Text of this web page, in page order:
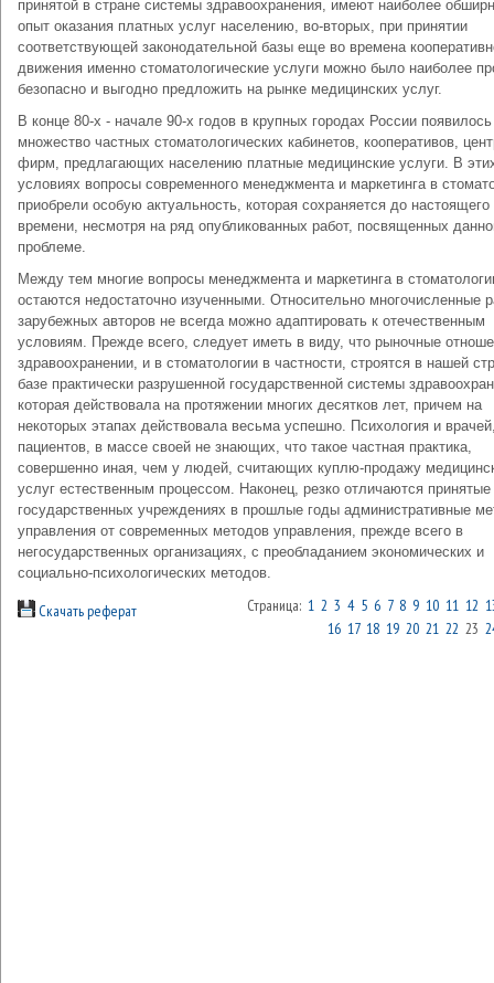
принятой в стране системы здравоохранения, имеют наиболее
опыт оказания платных услуг населению, во-вторых, при принятии
соответствующей законодательной базы еще во времена
движения именно стоматологические услуги можно было наиболее
безопасно и выгодно предложить на рынке медицинских услуг.
В конце 80-х - начале 90-х годов в крупных городах России появилось
множество частных стоматологических кабинетов, кооперативов,
фирм, предлагающих населению платные медицинские услуги. В
условиях вопросы современного менеджмента и маркетинга в
приобрели особую актуальность, которая сохраняется до настоящего
времени, несмотря на ряд опубликованных работ, посвященных
проблеме.
Между тем многие вопросы менеджмента и маркетинга в
остаются недостаточно изученными. Относительно многочисленные
зарубежных авторов не всегда можно адаптировать к отечественным
условиям. Прежде всего, следует иметь в виду, что рыночные
здравоохранении, и в стоматологии в частности, строятся в нашей
базе практически разрушенной государственной системы
которая действовала на протяжении многих десятков лет, причем на
некоторых этапах действовала весьма успешно. Психология и
пациентов, в массе своей не знающих, что такое частная практика,
совершенно иная, чем у людей, считающих куплю-продажу
услуг естественным процессом. Наконец, резко отличаются принятые
государственных учреждениях в прошлые годы административные
управления от современных методов управления, прежде всего в
негосударственных организациях, с преобладанием экономических и
социально-психологических методов.
Скачать реферат Страница: 1 2 3 4 5 6 7 8 9 10 11 12
16 17 18 19 20 21 22 23